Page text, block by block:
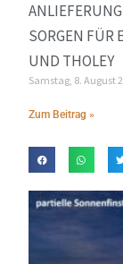
SORGEN FÜR
UND THOLEY
Samstag, 8. August
Zum Beitrag »